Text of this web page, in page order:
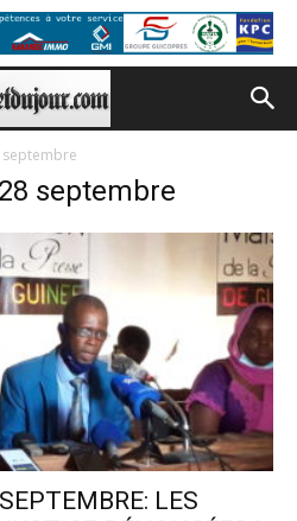
septembre
septembre
LES